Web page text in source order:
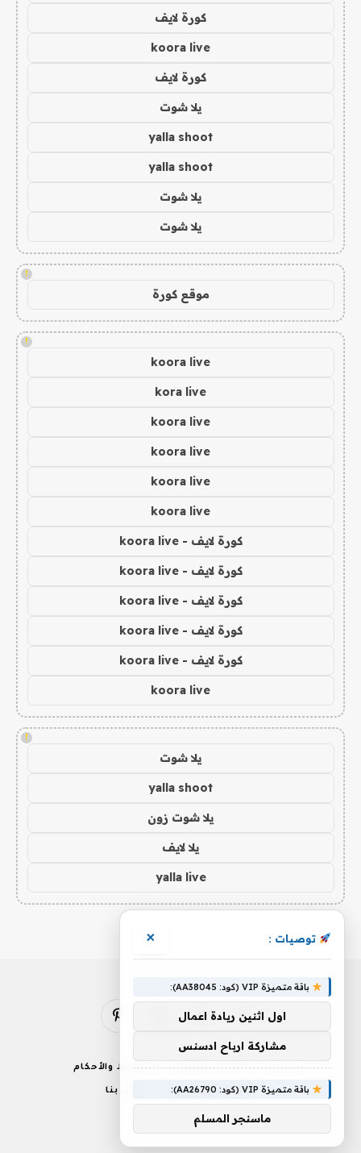
كورة لايف
koora live
كورة لايف
يلا شوت
yalla shoot
yalla shoot
يلا شوت
يلا شوت
!
موقع كورة
!
koora live
kora live
koora live
koora live
koora live
koora live
كورة لايف - koora live
كورة لايف - koora live
كورة لايف - koora live
كورة لايف - koora live
كورة لايف - koora live
koora live
!
يلا شوت
yalla shoot
يلا شوت زون
يلا لايف
yalla live
توصيات : ×
باقة متميزة VIP (كود: AA38045):
اول اثنين ريادة اعمال
مشاركة ارباح ادسنس
باقة متميزة VIP (كود: AA26790):
ماسنجر المسلم
فيسبوك
X
الانستغرامبينتيريست
من نحن إخلاء المسؤولية الشروط والأحكام
سياسة الخصوصية اتصل بنا